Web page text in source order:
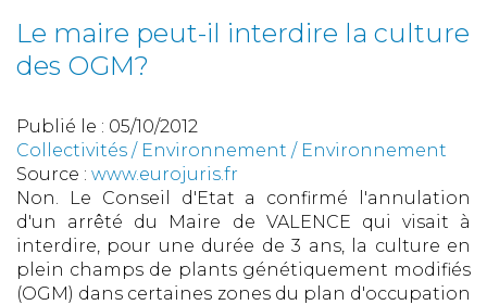
Le maire peut-il interdire la culture
des OGM?
Publié le : 05/10/2012
Collectivités / Environnement / Environnement
Source : www.eurojuris.fr
Non. Le Conseil d'Etat a confirmé l'annulation
d'un arrêté du Maire de VALENCE qui visait à
interdire, pour une durée de 3 ans, la culture en
plein champs de plants génétiquement modifiés
(OGM) dans certaines zones du plan d'occupation